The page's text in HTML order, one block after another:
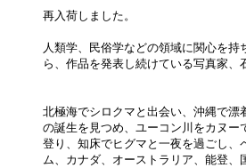
再入荷しました。
人類学、民俗学などの領域に関心を
ら、作品を発表し続けている写真家、
北極海でシロクマと出会い、沖縄で
の誕生を見つめ、ユーコン川をカヌー
登り、知床でヒグマと一夜を過ごし
ム、カナダ、オーストラリア、能登